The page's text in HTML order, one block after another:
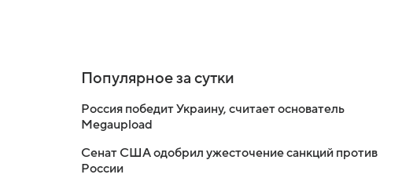
Популярное за сутки
Россия победит Украину, считает основатель
Megaupload
Сенат США одобрил ужесточение санкций против
России